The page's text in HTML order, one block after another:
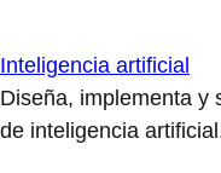
Inteligencia artificial
Diseña, implementa y
de inteligencia